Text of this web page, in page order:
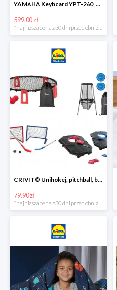
YAMAHA Keyboard YPT-260, 61 klawiszy
599.00 zł
*najniższa cena z 30 dni przed obniżką
CRIVIT® Unihokej, pitchball, bean bag lub disc golf
79.90 zł